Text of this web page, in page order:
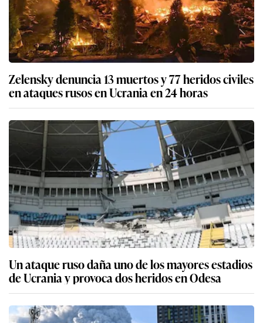
Zelensky denuncia 13 muertos y 77 heridos civiles
en ataques rusos en Ucrania en 24 horas
Un ataque ruso daña uno de los mayores estadios
de Ucrania y provoca dos heridos en Odesa